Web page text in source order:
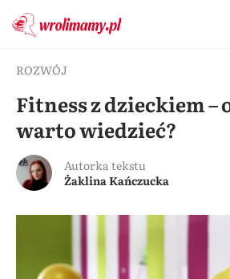
ROZWÓJ
Fitness z dzieckiem –
warto wiedzieć?
Autorka tekstu
Żaklina Kańczucka